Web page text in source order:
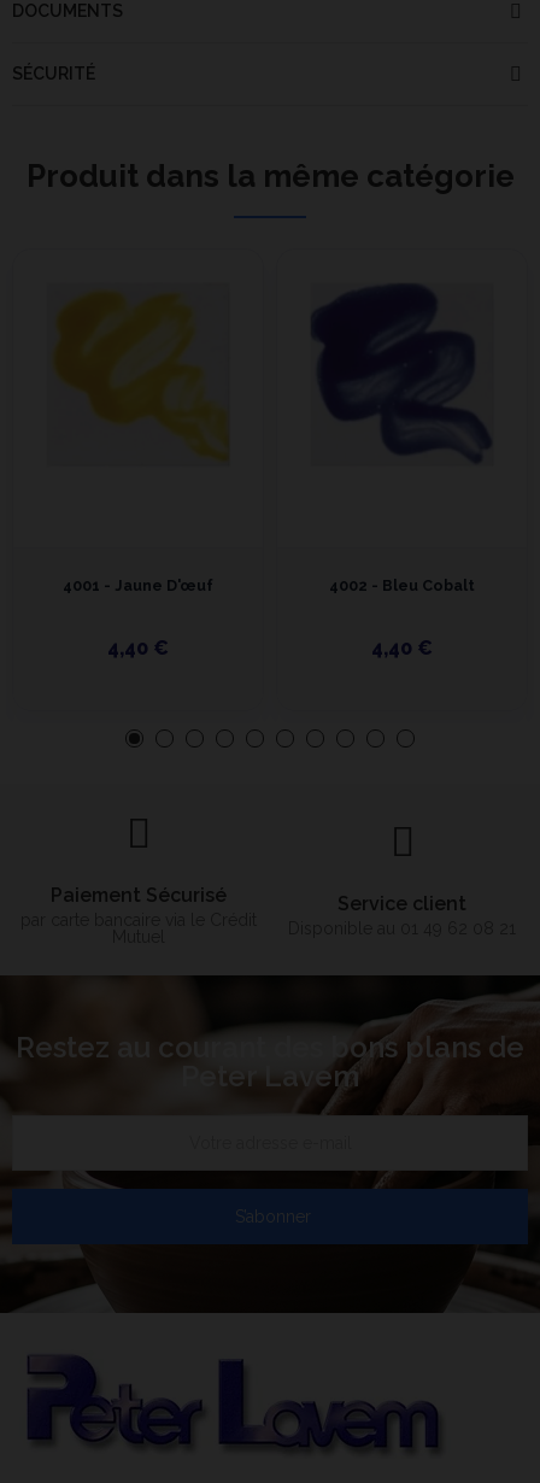
DOCUMENTS
SÉCURITÉ
Produit dans la même catégorie
4001 - Jaune D'œuf
4,40 €
4002 - Bleu Cobalt
4,40 €
Paiement Sécurisé Service client
Restez au courant des bons plans de
Peter Lavem
S’abonner